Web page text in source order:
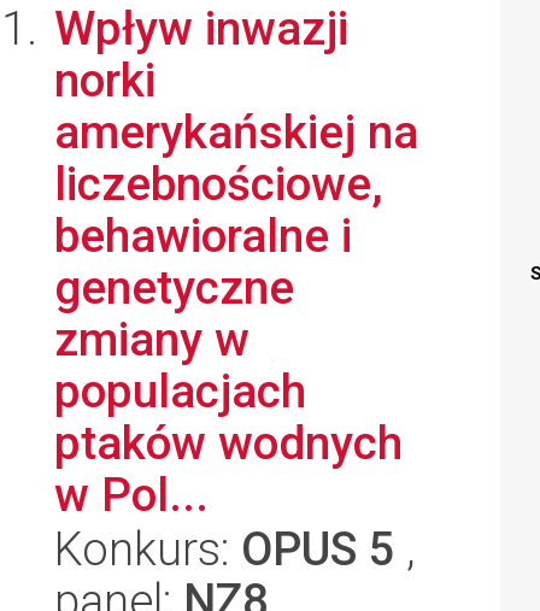
Wpływ inwazji
norki
amerykańskiej na
liczebnościowe,
behawioralne i
genetyczne
zmiany w
populacjach
ptaków wodnych
w Pol...
Konkurs: OPUS 5 ,